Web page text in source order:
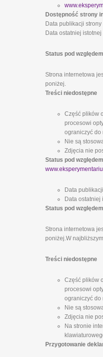
Dostępność strony
Data publikacji
Data ostatniej
Status pod
Strona internetowa
poniżej.
Treści niedostępne
Część plików
procesowi
ograniczyć do
Nie są
Zdjęcia nie
Status pod
Data
Data ostatniej
Status pod
Strona internetowa
poniżej.W
Treści niedostępne
Część plików
procesowi
ograniczyć do
Nie są
Zdjęcia nie
Na stronie
Przygotowanie